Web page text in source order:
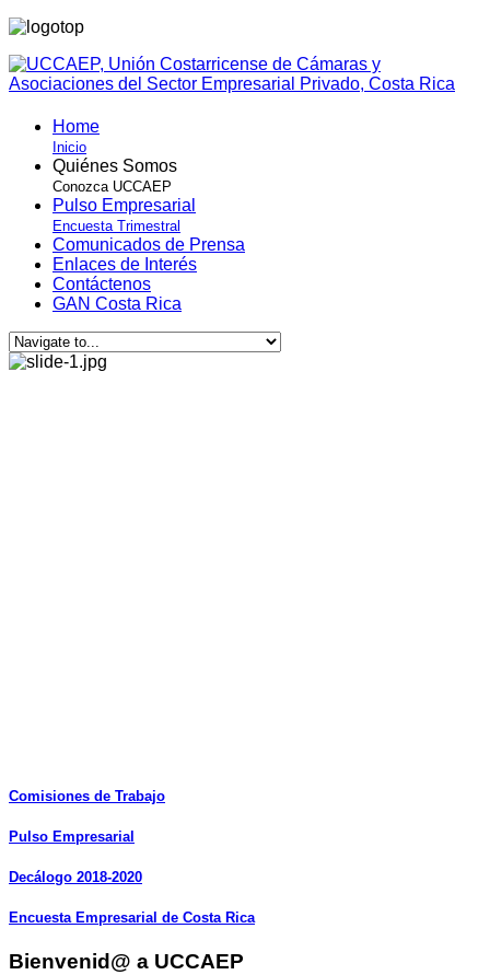
Home
Inicio
Quiénes Somos
Conozca UCCAEP
Pulso Empresarial
Encuesta Trimestral
Comunicados de Prensa
Enlaces de Interés
Contáctenos
GAN Costa Rica
Comisiones de Trabajo
Pulso Empresarial
Decálogo 2018-2020
Encuesta Empresarial de Costa Rica
Bienvenid@ a UCCAEP